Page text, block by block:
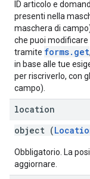
ID articolo e
presenti nella
maschera di
che puoi
tramite forms.get
in base alle tue
per riscriverlo, con
campo).
location
object (
Obbligatorio. La
aggiornare.